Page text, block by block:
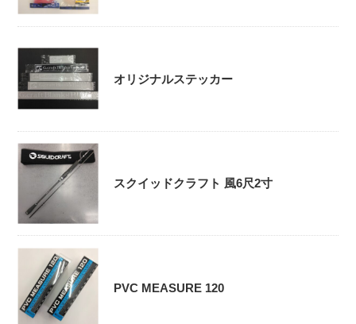
オリジナルステッカー
スクイッドクラフト 風6尺2寸
PVC MEASURE 120